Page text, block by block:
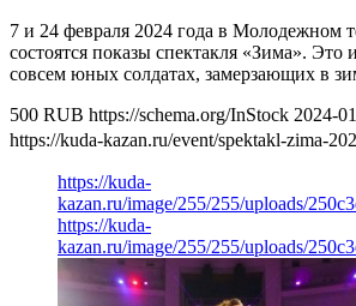
7 и 24 февраля 2024 года в Молодежном
состоятся показы спектакля «Зима». Это
совсем юных солдатах, замерзающих в
500 RUB https://schema.org/InStock 2024-
https://kuda-kazan.ru/event/spektakl-zima-
https://kuda-
kazan.ru/image/255/255/uploads/
https://kuda-
kazan.ru/image/255/255/uploads/